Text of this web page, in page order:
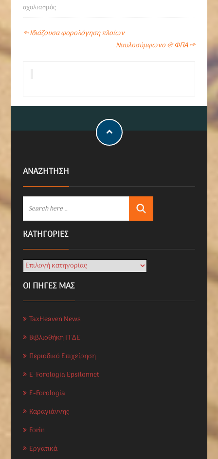
σχολιασμός
←Ιδιάζουσα φορολόγηση πλοίων
Ναυλοσύμφωνο & ΦΠΑ→
ΑΝΑΖΗΤΗΣΗ
KΑΤΗΓΟΡΊΕΣ
ΟΙ ΠΗΓΕΣ ΜΑΣ
TaxHeaven News
Βιβλιοθήκη ΓΓΔΕ
Περιοδικό Επιχείρηση
E-Forologia Epsilonnet
E-Forologia
Καραγιάννης
Forin
Εργατικά